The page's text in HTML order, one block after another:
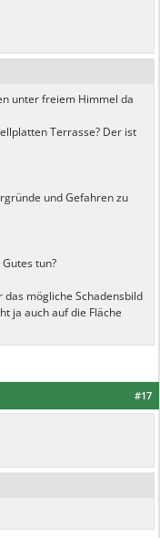
unter freiem Himmel da
Terrasse? Der ist
und Gefahren zu
tun?
das mögliche Schadensbild
ja auch auf die Fläche
#17